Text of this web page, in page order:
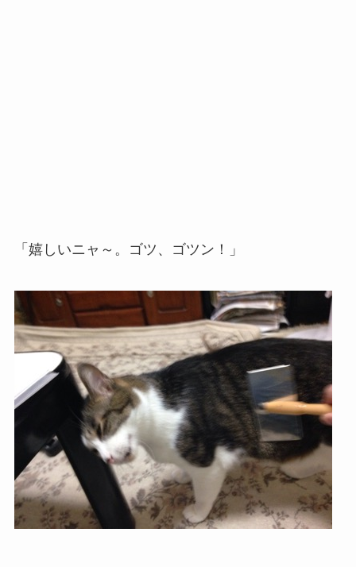
「嬉しいニャ～。ゴツ、ゴツン！」